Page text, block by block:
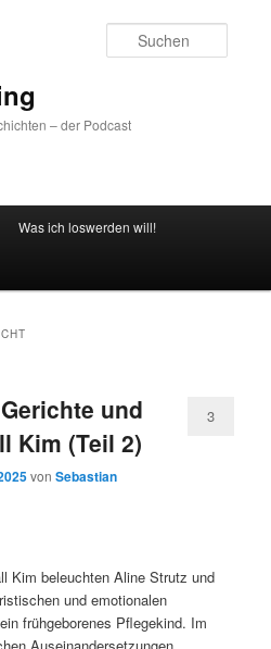
– der Podcast
Was ich loswerden will!
und
Kim (Teil 2)
vonSebastian
3
Kim beleuchten Aline Strutz und
und emotionalen
frühgeborenes Pflegekind. Im